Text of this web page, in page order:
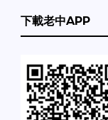
下載老中APP